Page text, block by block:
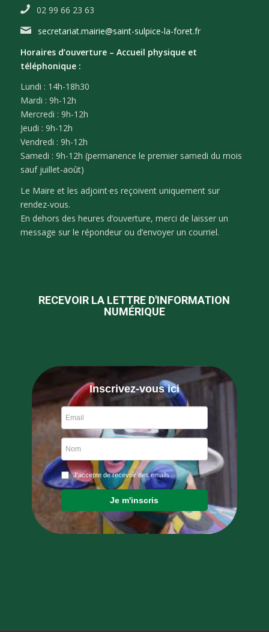
02 99 66 23 63
secretariat.mairie@saint-sulpice-la-foret.fr
Horaires d’ouverture – Accueil physique et
téléphonique :
Lundi : 14h-18h30
Mardi : 9h-12h
Mercredi : 9h-12h
Jeudi : 9h-12h
Vendredi : 9h-12h
Samedi : 9h-12h (permanence le premier samedi du mois
sauf juillet-août)
Le Maire et les adjoint·es reçoivent uniquement sur
rendez-vous.
En dehors des heures d’ouverture, merci de laisser un
message sur le répondeur ou d’envoyer un courriel.
RECEVOIR LA LETTRE D'INFORMATION
NUMÉRIQUE
Inscrivez-vous ici
J'accepte de recevoir des emails
Je m'inscris